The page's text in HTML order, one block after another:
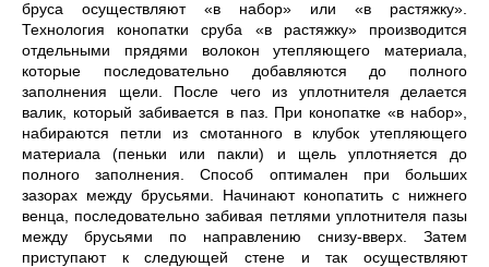
бруса осуществляют «в набор» или «в растяжку».
Технология конопатки сруба «в растяжку» производится
отдельными прядями волокон утепляющего материала,
которые последовательно добавляются до полного
заполнения щели. После чего из уплотнителя делается
валик, который забивается в паз. При конопатке «в набор»,
набираются петли из смотанного в клубок утепляющего
материала (пеньки или пакли) и щель уплотняется до
полного заполнения. Способ оптимален при больших
зазорах между брусьями. Начинают конопатить с нижнего
венца, последовательно забивая петлями уплотнителя пазы
между брусьями по направлению снизу-вверх. Затем
приступают к следующей стене и так осуществляют